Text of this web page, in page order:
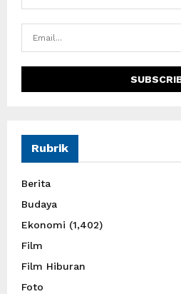
Rubrik
Berita
Budaya
Ekonomi (1,402)
Film
Film Hiburan
Foto